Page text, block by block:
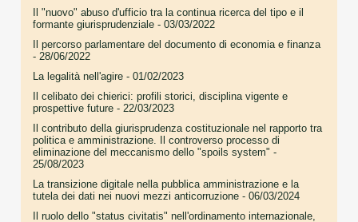
Il "nuovo" abuso d'ufficio tra la continua ricerca del tipo e il
formante giurisprudenziale - 03/03/2022
Il percorso parlamentare del documento di economia e finanza
- 28/06/2022
La legalità nell'agire - 01/02/2023
Il celibato dei chierici: profili storici, disciplina vigente e
prospettive future - 22/03/2023
Il contributo della giurisprudenza costituzionale nel rapporto tra
politica e amministrazione. Il controverso processo di
eliminazione del meccanismo dello "spoils system" -
25/08/2023
La transizione digitale nella pubblica amministrazione e la
tutela dei dati nei nuovi mezzi anticorruzione - 06/03/2024
Il ruolo dello "status civitatis" nell'ordinamento internazionale,